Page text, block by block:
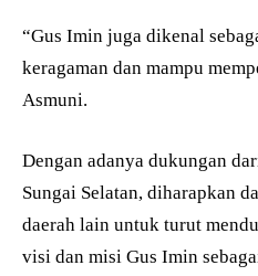
“Gus Imin juga dikenal
keragaman dan mampu
Asmuni.
Dengan adanya dukungan
Sungai Selatan, diharapkan
daerah lain untuk turut
visi dan misi Gus Imin